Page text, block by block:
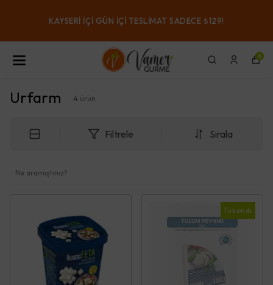
KAYSERI IÇI GÜN IÇI TESLIMAT SADECE ₺129!
0
Urfarm 4 ürün
Filtrele Sırala
Tükendi